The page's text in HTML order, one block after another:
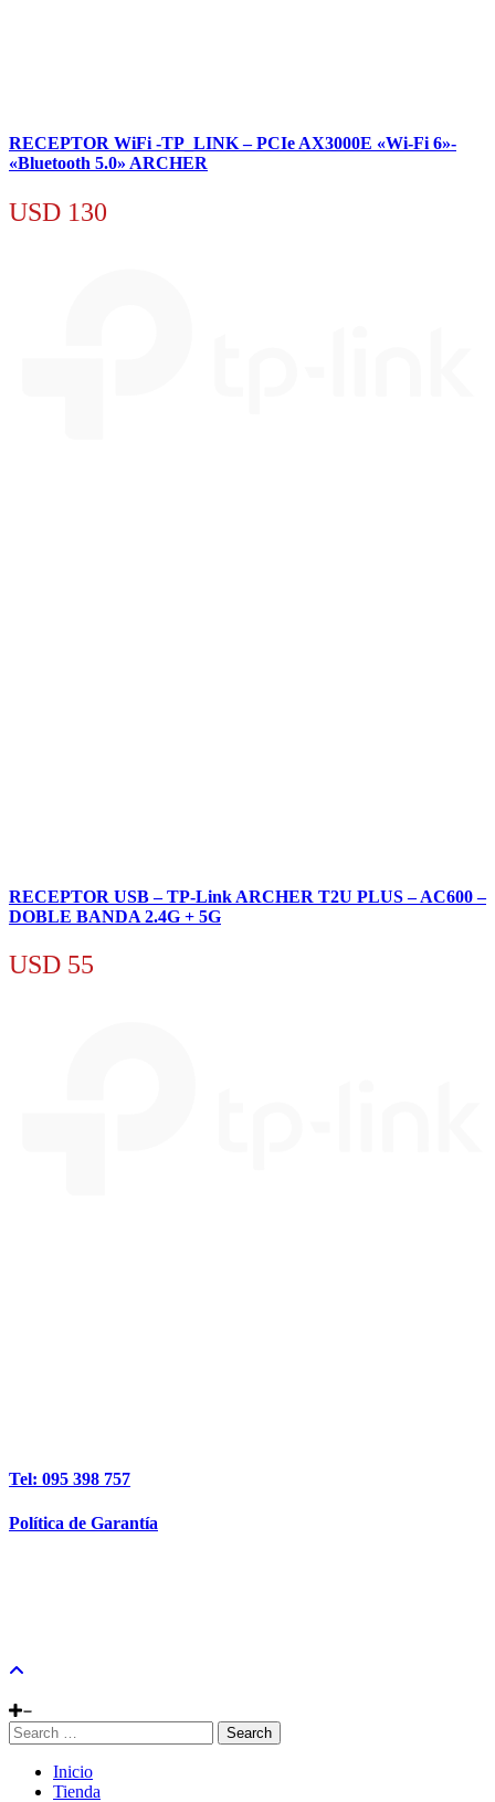
RECEPTOR WiFi -TP_LINK – PCIe AX3000E «Wi-Fi 6»-
«Bluetooth 5.0» ARCHER
USD 130
RECEPTOR USB – TP-Link ARCHER T2U PLUS – AC600 –
DOBLE BANDA 2.4G + 5G
USD 55
Tel: 095 398 757
Política de Garantía
Search
Inicio
Tienda